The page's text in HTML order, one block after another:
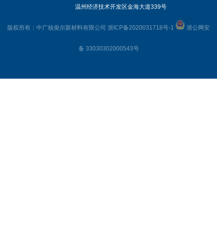
温州经济技术开发区金海大道339号
版权所有：中广核俊尔新材料有限公司 浙ICP备2020031718号-1 浙公网安
备 33030302000543号